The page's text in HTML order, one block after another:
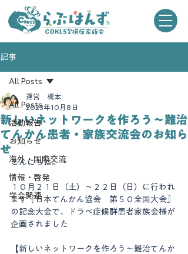
記事
All Posts
活動報告
お知らせ
海外・国際交流
情報・啓発
学会関連
All Posts
新しいネットワークを作ろう～難治
てんかん患者・家族交流会のお知ら
せ
運営 榎本
2023年10月8日
こんにちは。
１０月２１日（土）～２２日（日）に行われ
ます『日本てんかん協会　第５０全国大会』
の記念大会で、ドラベ症候群患者家族会様が
企画されました
【新しいネットワークを作ろう～難治てんか